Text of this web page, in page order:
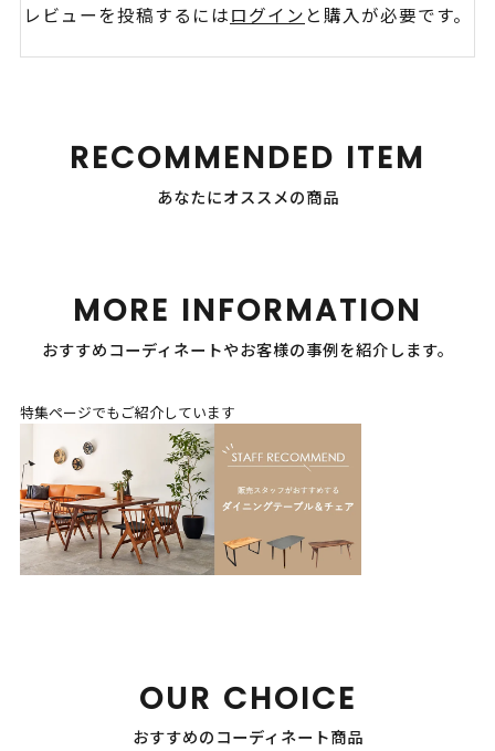
レビューを投稿するにはログイン と購入が必要です。
RECOMMENDED ITEM
あなたにオススメの商品
MORE INFORMATION
おすすめコーディネートやお客様の事例を紹介します。
特集ページでもご紹介しています
OUR CHOICE
おすすめのコーディネート商品